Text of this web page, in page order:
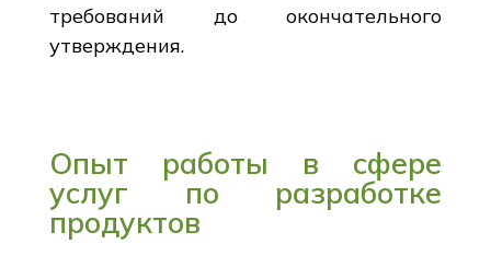
требований до окончательного
утверждения.
Опыт работы в сфере
услуг по разработке
продуктов